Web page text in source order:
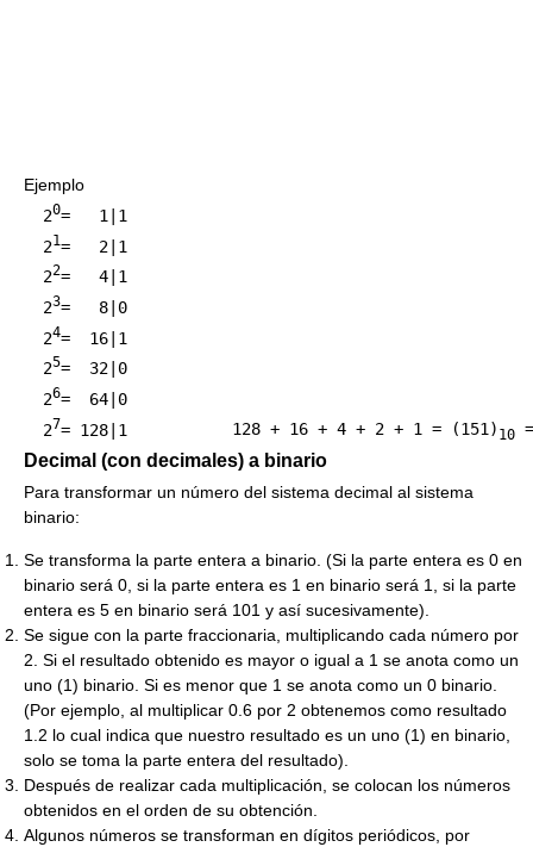
Ejemplo
  2
0=   1|1
  2
1=   2|1
  2
2=   4|1
  2
3=   8|0
  2
4=  16|1
  2
5=  32|0
  2
6=  64|0
  2
7= 128|1 128 + 16 + 4 + 2 + 1 = (151) 10
Decimal (con decimales) a binario
Para transformar un número del sistema decimal al sistema
binario:
Se transforma la parte entera a binario. (Si la parte entera es 0 en
binario será 0, si la parte entera es 1 en binario será 1, si la parte
entera es 5 en binario será 101 y así sucesivamente).
Se sigue con la parte fraccionaria, multiplicando cada número por
2. Si el resultado obtenido es mayor o igual a 1 se anota como un
uno (1) binario. Si es menor que 1 se anota como un 0 binario.
(Por ejemplo, al multiplicar 0.6 por 2 obtenemos como resultado
1.2 lo cual indica que nuestro resultado es un uno (1) en binario,
solo se toma la parte entera del resultado).
Después de realizar cada multiplicación, se colocan los números
obtenidos en el orden de su obtención.
Algunos números se transforman en dígitos periódicos, por